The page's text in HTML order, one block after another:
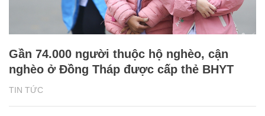
TIN TỨC
Gần 74.000 người thuộc hộ nghèo, cận
nghèo ở Đồng Tháp được cấp thẻ BHYT